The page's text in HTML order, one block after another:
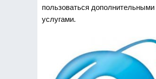
пользоваться дополнительными
услугами.